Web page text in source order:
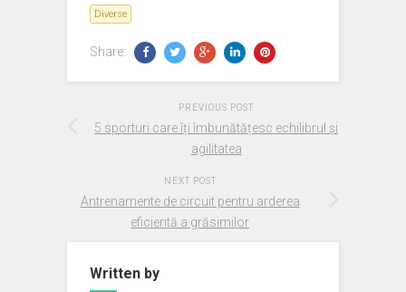
Diverse
Share:
PREVIOUS POST
5 sporturi care îți îmbunătățesc echilibrul și
agilitatea
NEXT POST
Antrenamente de circuit pentru arderea
eficientă a grăsimilor
Written by